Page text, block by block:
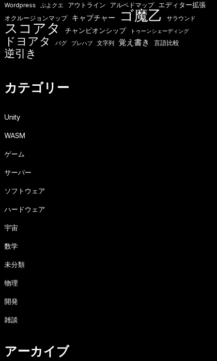
Wordpress ぷよクエ アウトライン アルベドマップ エディター拡張
オクルージョンマップ キャプチャー ゴ魔乙 サラウンド
スコアタ チャンピオンシップ トゥーンシェーディング
ドヨアタ バグ プレハブ 文字列 覚え書き 言語比較
逆引き
カテゴリー
Unity
WASM
ゲーム
サーバー
ソフトウェア
ハードウェア
宇宙
数学
未分類
物理
開発
雑談
アーカイブ